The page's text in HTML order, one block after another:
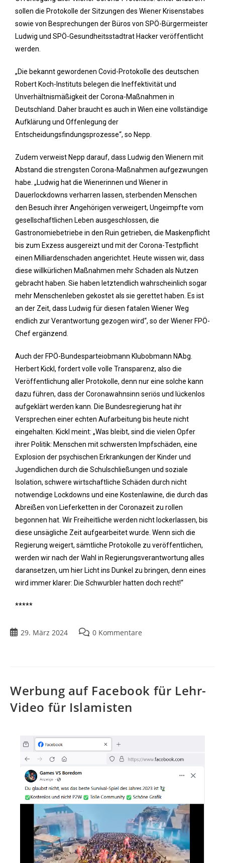
sollen die Protokolle der Sitzungen des Wiener Krisenstabes
sowie von Besprechungen der Büros von SPÖ-Bürgermeister
Ludwig und SPÖ-Gesundheitsstadtrat Hacker veröffentlicht
werden.
„Die bekannt gewordenen Covid-Protokolle des deutschen
Robert Koch-Instituts belegen die Ineffektivität und
Unverhältnismäßigkeit der Corona-Maßnahmen in
Deutschland. Daher braucht es auch in Wien eine vollständige
Aufklärung und Offenlegung der
Entscheidungsfindungsprozesse“, so Nepp.
Zudem verweist Nepp darauf, dass Ludwig den Wienern mit
Abstand die strengsten Corona-Maßnahmen aufgezwungen
habe. „Ludwig hat die Wienerinnen und Wiener in
Dauerlockdowns verharren lassen, sterbenden Menschen
den Besuch ihrer Angehörigen verweigert, Ungeimpfte vom
gesellschaftlichen Leben ausgeschlossen, die
Gastronomiebetriebe in den Ruin getrieben, die Maskenpflicht
bis zum Exzess ausgereizt und mit der Corona-Testpflicht
einen Milliardenschaden angerichtet. Heute wissen wir, dass
diese willkürlichen Maßnahmen mehr Schaden als Nutzen
gebracht haben. Sie haben letztendlich wahrscheinlich sogar
mehr Menschenleben gekostet als sie gerettet haben. Es ist
an der Zeit, dass Ludwig für diesen fatalen Wiener Weg
endlich zur Verantwortung gezogen wird“, so der Wiener FPÖ-
Chef ergänzend.
Auch der FPÖ-Bundesparteiobmann Klubobmann NAbg.
Herbert Kickl, fordert volle volle Transparenz, also die
Veröffentlichung aller Protokolle, denn nur eine solche kann
dazu führen, dass der Coronawahnsinn seriös und lückenlos
aufgeklärt werden kann. Die Bundesregierung hat ihr
Versprechen einer echten Aufarbeitung bis heute nicht
eingehalten. Kickl meint: „Was bleibt, sind die vielen Opfer
ihrer Politik: Menschen mit schwersten Impfschäden, eine
Explosion der psychischen Erkrankungen der Kinder und
Jugendlichen durch die Schulschließungen und soziale
Isolation, schwere wirtschaftliche Schäden durch nicht
notwendige Lockdowns und eine Kostenlawine, die durch das
Abreißen von Lieferketten in der Coronazeit zu rollen
begonnen hat. Wir Freiheitliche werden nicht lockerlassen, bis
diese unsägliche Zeit aufgearbeitet wurde. Wenn sich die
Regierung weigert, sämtliche Protokolle zu veröffentlichen,
werden wir nach der Wahl in Regierungsverantwortung alles
daransetzen, um hier Licht ins Dunkel zu bringen, denn eines
wird immer klarer: Die Schwurbler hatten doch recht!“
*****
29. März 2024 0 Kommentare
Werbung auf Facebook für Lehr-
Video für Islamisten